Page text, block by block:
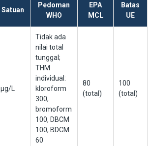
Satuan
Pedoman
WHO
EPA
MCL
Batas
UE
μg/L
Tidak ada
nilai total
tunggal;
THM
individual:
kloroform
300,
bromoform
100, DBCM
100, BDCM
60
80
(total)
100
(total)